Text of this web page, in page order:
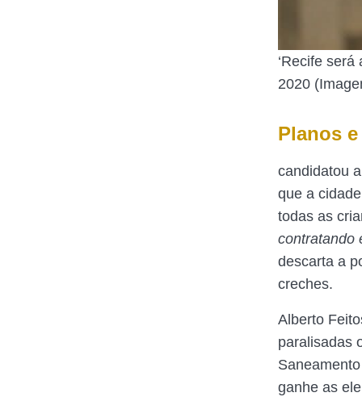
‘Recife
2020
Planos
candidatou
que a
todas as
contratando
descarta a
creches.
Alberto
paralisadas
ganhe as